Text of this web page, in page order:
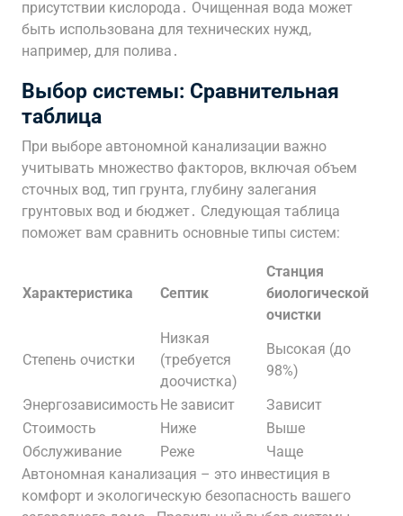
присутствии кислорода․ Очищенная вода может
быть использована для технических нужд,
например, для полива․
Выбор системы: Сравнительная
таблица
При выборе автономной канализации важно
учитывать множество факторов, включая объем
сточных вод, тип грунта, глубину залегания
грунтовых вод и бюджет․ Следующая таблица
поможет вам сравнить основные типы систем:
Характеристика Септик
Станция
биологической
очистки
Степень очистки
Низкая
(требуется
доочистка)
Высокая (до
98%)
Энергозависимость Не зависит
Зависит
Стоимость
Ниже
Выше
Обслуживание
Реже
Чаще
Автономная канализация – это инвестиция в
комфорт и экологическую безопасность вашего